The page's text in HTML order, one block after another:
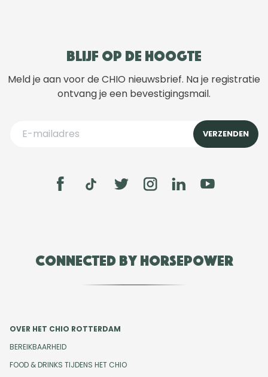
Blijf op de hoogte
Meld je aan voor de CHIO nieuwsbrief. Na je registratie
ontvang je een bevestigingsmail.
Connected by Horsepower
OVER HET CHIO ROTTERDAM
BEREIKBAARHEID
FOOD & DRINKS TIJDENS HET CHIO